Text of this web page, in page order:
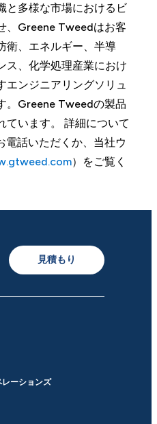
と多様な市場におけるビ
、Greene Tweedはお客
衛、エネルギー、半導
ス、化学処理産業におけ
エンジニアリングソリュ
。Greene Tweedの製品
ています。 詳細について
電話いただくか、当社ウ
）をご覧く
見積もり
ーションズ